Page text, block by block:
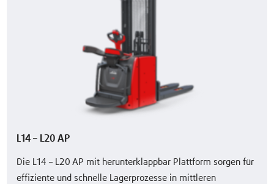
L14 – L20 AP
Die L14 – L20 AP mit herunterklappbar Plattform sorgen für
effiziente und schnelle Lagerprozesse in mittleren